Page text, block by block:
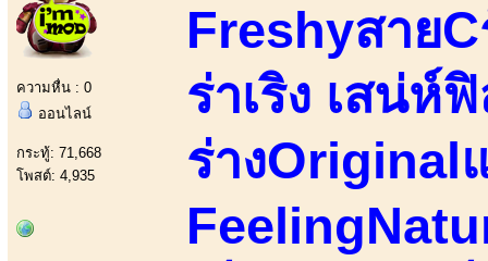
ความหื่น : 0
ออนไลน์
กระทู้: 71,668
โพสต์: 4,935
Freshyสาย
ร่าเริง เสน่ห์
ร่างOriginal